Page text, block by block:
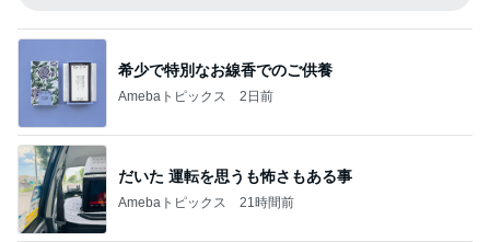
希少で特別なお線香でのご供養
Amebaトピックス 2日前
だいた 運転を思うも怖さもある事
Amebaトピックス 21時間前